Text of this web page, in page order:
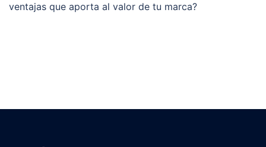
ventajas que aporta al valor de tu marca?